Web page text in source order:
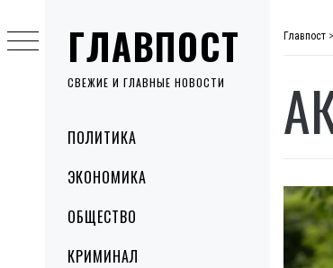
ГЛАВПОСТ
СВЕЖИЕ И ГЛАВНЫЕ НОВОСТИ
MenuПОЛИТИКА
ЭКОНОМИКА
ОБЩЕСТВО
КРИМИНАЛ
to
content
Главпост >